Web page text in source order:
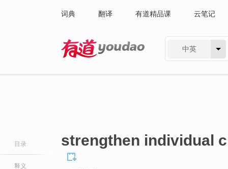
词典 翻译 有道精品课 云笔记
中英
目录
释义
strengthen individual